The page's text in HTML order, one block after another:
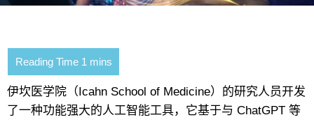
伊坎医学院（Icahn School of Medicine）的研究人员开发
了一种功能强大的人工智能工具，它基于与 ChatGPT 等